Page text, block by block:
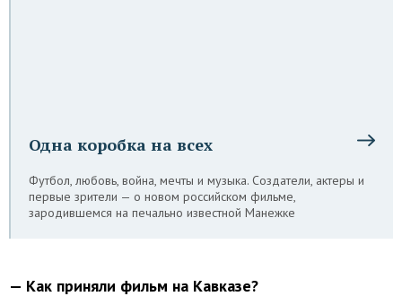
Одна коробка на всех
Футбол, любовь, война, мечты и музыка. Создатели, актеры и
первые зрители — о новом российском фильме,
зародившемся на печально известной Манежке
— Как приняли фильм на Кавказе?